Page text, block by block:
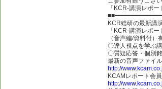
「KCR-講演レポ
KCR総研の最新講
「KCR-講演レポー
（音声編/資料付
〇達人視点を学ぶ
〇質疑応答・個別
最新の音声ファイ
http://
KCAMレポート会
http://